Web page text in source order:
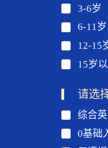
3-6岁
6-11岁
12-15
15岁
请选
综合
0基础